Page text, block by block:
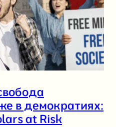
в демократиях:
at Risk